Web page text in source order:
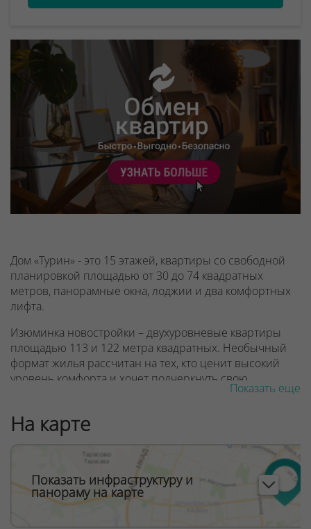
Дом «Турин» - это 15 этажей, квартиры со свободной
планировкой площадью от 30 до 74 квадратных
метров, панорамные окна, лоджии и два комфортных
лифта.
Изюминка новостройки – двухуровневые квартиры
площадью 113 и 122 метра квадратных. Необычный
формат жилья рассчитан на тех, кто ценит высокий
уровень комфорта и хочет подчеркнуть свою
ООО "Твоя столицаконсалт", УНП 190285638, лицензия
№02240/129 от 06.09.06г.
Договор на оказание риэлтерских услуг № 447/6, от
04.09.2025
Показать еще
На карте
Показать инфраструктуру и
панораму на карте